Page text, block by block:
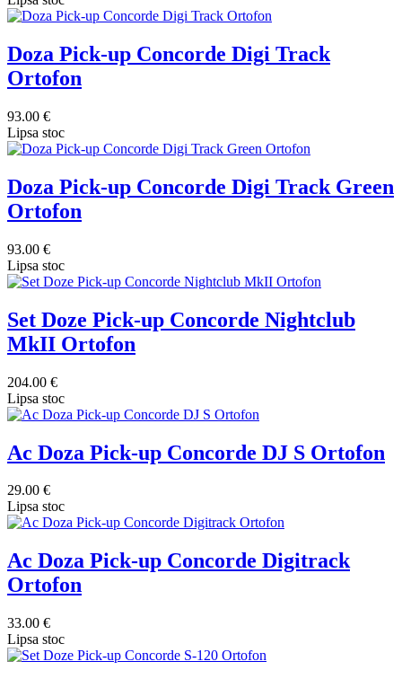
Doza Pick-up Concorde Digi Track
Ortofon
93.00 €
Lipsa stoc
Doza Pick-up Concorde Digi Track Green
Ortofon
93.00 €
Lipsa stoc
Set Doze Pick-up Concorde Nightclub
MkII Ortofon
204.00 €
Lipsa stoc
Ac Doza Pick-up Concorde DJ S Ortofon
29.00 €
Lipsa stoc
Ac Doza Pick-up Concorde Digitrack
Ortofon
33.00 €
Lipsa stoc